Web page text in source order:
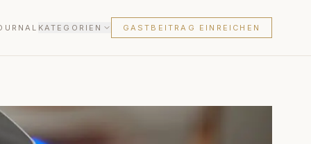
KATEGORIEN GASTBEITRAG EINREICHEN